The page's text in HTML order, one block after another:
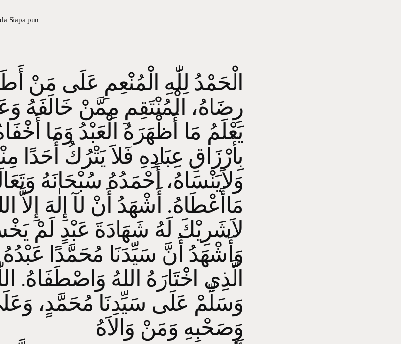
Siapa pun
الْحَمْدُ لِلّٰهِ الْمُنْعِمِ عَلَى مَنْ
رِضَاهُ، الْمُنْتَقِمِ مِمَّنْ خَالَفَهُ
يَعْلَمُ مَا أَظْهَرَهُ الْعَبْدُ وَمَا
بِأَرْزَاقِ عِبَادِهِ فَلاَ يَتْرُكُ أَحَدًا
وَلاَيَنْسَاهُ، أَحْمَدُهُ سُبْحَانَهُ
مَاأَعْطَاهُ. أَشْهَدُ أَنْ لآ إِلٰهَ إِلاَّ
لاَشَرِيْكَ لَهُ شَهَادَةَ عَبْدٍ لَمْ يَخْشَ
وَأَشْهَدُ أَنَّ سَيِّدَنَا مُحَمَّدًا
الَّذِي اخْتَارَهُ اللهُ وَاصْطَفَاهُ.
وَسَلِّمْ عَلَى سَيِّدِنَا مُحَمَّدٍ،
وَصَحْبِهِ وَمَنْ وَالاَهُ